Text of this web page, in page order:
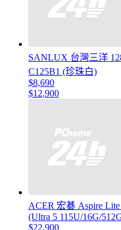
SANLUX 台灣三洋
C125B1 (珍珠白)
$8,690
$12,900
ACER 宏碁 Aspire
(Ultra 5 115U/16G/
$22,900